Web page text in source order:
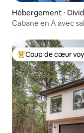
Hébergement ⋅
Cabane en A avec
Coups de cœur
Coup de cœur